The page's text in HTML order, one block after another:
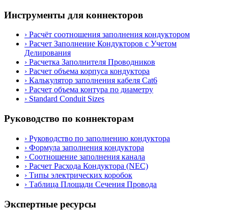
Инструменты для коннекторов
› Расчёт соотношения заполнения кондуктором
› Расчет Заполнение Кондукторов с Учетом
Делирования
› Расчетка Заполнителя Проводников
› Расчет объема корпуса кондуктора
› Калькулятор заполнения кабеля Cat6
› Расчет объема контура по диаметру
› Standard Conduit Sizes
Руководство по коннекторам
› Руководство по заполнению кондуктора
› Формула заполнения кондуктора
› Соотношение заполнения канала
› Расчет Расхода Кондуктора (NEC)
› Типы электрических коробок
› Таблица Площади Сечения Провода
Экспертные ресурсы